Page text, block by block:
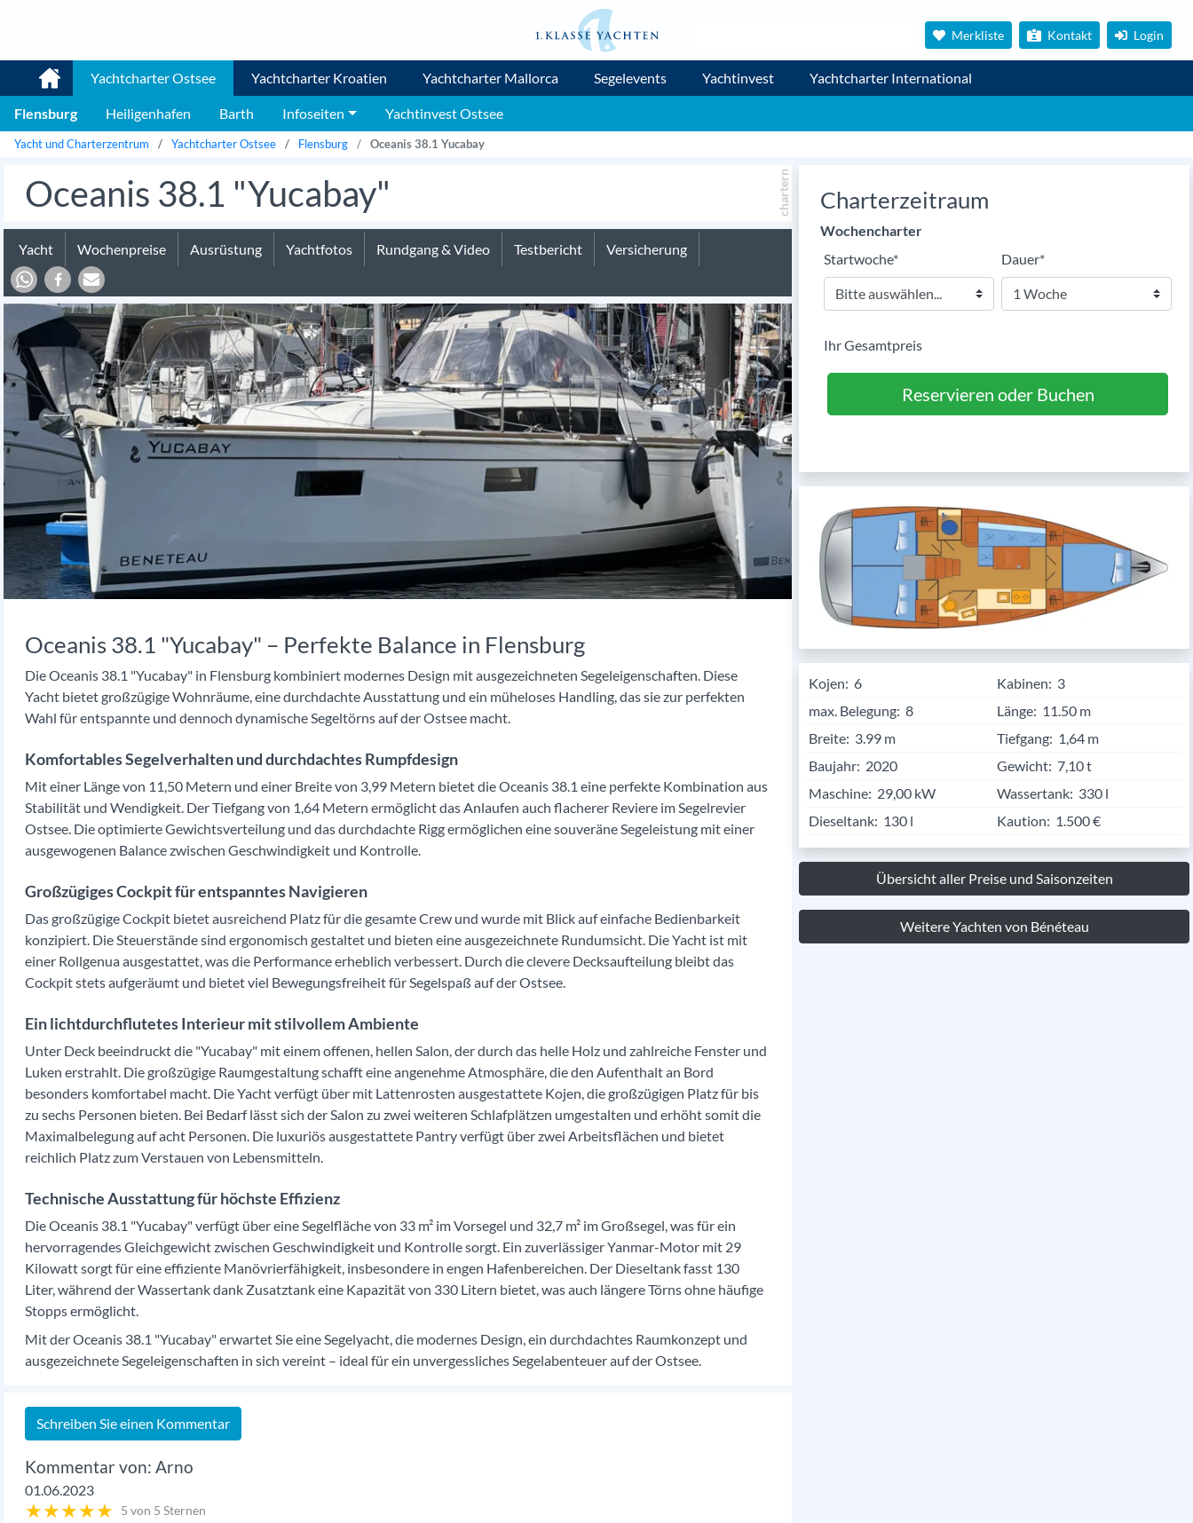
Merkliste Kontakt Login
Yachtcharter Ostsee Yachtcharter Kroatien Yachtcharter Mallorca Segelevents Yachtinvest Yachtcharter International
Flensburg Heiligenhafen Barth Infoseiten Yachtinvest Ostsee
Yacht und Charterzentrum Yachtcharter Ostsee Flensburg Oceanis 38.1 Yucabay
Oceanis 38.1 "Yucabay" chartern
Yacht Wochenpreise Ausrüstung Yachtfotos Rundgang & Video Testbericht Versicherung
Oceanis 38.1 "Yucabay" – Perfekte Balance in Flensburg
Die Oceanis 38.1 "Yucabay" in Flensburg kombiniert modernes Design mit ausgezeichneten Segeleigenschaften. Diese
Yacht bietet großzügige Wohnräume, eine durchdachte Ausstattung und ein müheloses Handling, das sie zur perfekten
Wahl für entspannte und dennoch dynamische Segeltörns auf der Ostsee macht.
Komfortables Segelverhalten und durchdachtes Rumpfdesign
Mit einer Länge von 11,50 Metern und einer Breite von 3,99 Metern bietet die Oceanis 38.1 eine perfekte Kombination aus
Stabilität und Wendigkeit. Der Tiefgang von 1,64 Metern ermöglicht das Anlaufen auch flacherer Reviere im Segelrevier
Ostsee. Die optimierte Gewichtsverteilung und das durchdachte Rigg ermöglichen eine souveräne Segeleistung mit einer
ausgewogenen Balance zwischen Geschwindigkeit und Kontrolle.
Großzügiges Cockpit für entspanntes Navigieren
Das großzügige Cockpit bietet ausreichend Platz für die gesamte Crew und wurde mit Blick auf einfache Bedienbarkeit
konzipiert. Die Steuerstände sind ergonomisch gestaltet und bieten eine ausgezeichnete Rundumsicht. Die Yacht ist mit
einer Rollgenua ausgestattet, was die Performance erheblich verbessert. Durch die clevere Decksaufteilung bleibt das
Cockpit stets aufgeräumt und bietet viel Bewegungsfreiheit für Segelspaß auf der Ostsee.
Ein lichtdurchflutetes Interieur mit stilvollem Ambiente
Unter Deck beeindruckt die "Yucabay" mit einem offenen, hellen Salon, der durch das helle Holz und zahlreiche Fenster und
Luken erstrahlt. Die großzügige Raumgestaltung schafft eine angenehme Atmosphäre, die den Aufenthalt an Bord
besonders komfortabel macht. Die Yacht verfügt über mit Lattenrosten ausgestattete Kojen, die großzügigen Platz für bis
zu sechs Personen bieten. Bei Bedarf lässt sich der Salon zu zwei weiteren Schlafplätzen umgestalten und erhöht somit die
Maximalbelegung auf acht Personen. Die luxuriös ausgestattete Pantry verfügt über zwei Arbeitsflächen und bietet
reichlich Platz zum Verstauen von Lebensmitteln.
Technische Ausstattung für höchste Effizienz
Die Oceanis 38.1 "Yucabay" verfügt über eine Segelfläche von 33 m² im Vorsegel und 32,7 m² im Großsegel, was für ein
hervorragendes Gleichgewicht zwischen Geschwindigkeit und Kontrolle sorgt. Ein zuverlässiger Yanmar-Motor mit 29
Kilowatt sorgt für eine effiziente Manövrierfähigkeit, insbesondere in engen Hafenbereichen. Der Dieseltank fasst 130
Liter, während der Wassertank dank Zusatztank eine Kapazität von 330 Litern bietet, was auch längere Törns ohne häufige
Stopps ermöglicht.
Mit der Oceanis 38.1 "Yucabay" erwartet Sie eine Segelyacht, die modernes Design, ein durchdachtes Raumkonzept und
ausgezeichnete Segeleigenschaften in sich vereint – ideal für ein unvergessliches Segelabenteuer auf der Ostsee.
Schreiben Sie einen Kommentar
Arno
01.06.2023
★★★★★ 5 von 5 Sternen
Charterzeitraum
Wochencharter
Pflichtfeld
Startwoche* Pflichtfeld
Dauer*
Ihr Gesamtpreis
Reservieren oder Buchen
Kojen: 6 Kabinen: 3
max. Belegung: 8 Länge: 11.50
Breite: 3.99 Tiefgang: 1,64 m
Baujahr: 2020 Gewicht: 7,10 t
Maschine: 29,00 kW Wassertank: 330 l
Dieseltank: 130 l Kaution: 1.500 €
Übersicht aller Preise und Saisonzeiten
Weitere Yachten von Bénéteau